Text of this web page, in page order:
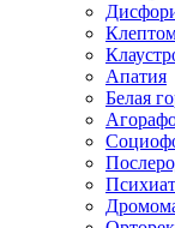
Апатия
Белая